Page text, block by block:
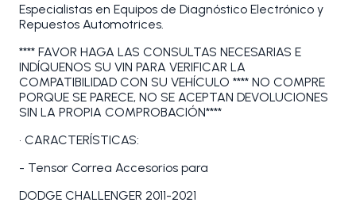
Especialistas en Equipos de Diagnóstico Electrónico y
Repuestos Automotrices.
**** FAVOR HAGA LAS CONSULTAS NECESARIAS E
INDÍQUENOS SU VIN PARA VERIFICAR LA
COMPATIBILIDAD CON SU VEHÍCULO **** NO COMPRE
PORQUE SE PARECE, NO SE ACEPTAN DEVOLUCIONES
SIN LA PROPIA COMPROBACIÓN****
• CARACTERÍSTICAS:
- Tensor Correa Accesorios para
DODGE CHALLENGER 2011-2021